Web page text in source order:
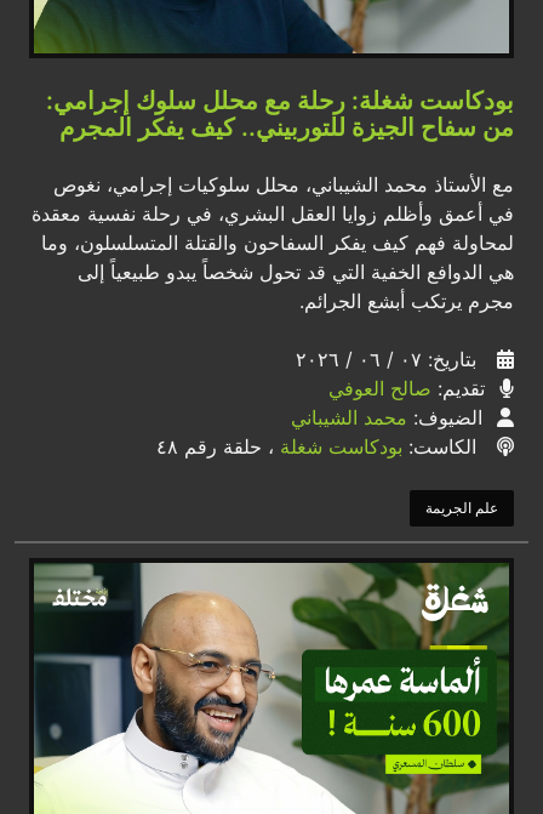
بودكاست شغلة: رحلة مع محلل سلوك إجرامي:
من سفاح الجيزة للتوربيني.. كيف يفكر المجرم
مع الأستاذ محمد الشيباني، محلل سلوكيات إجرامي، نغوص
في أعمق وأظلم زوايا العقل البشري، في رحلة نفسية معقدة
لمحاولة فهم كيف يفكر السفاحون والقتلة المتسلسلون، وما
هي الدوافع الخفية التي قد تحول شخصاً يبدو طبيعياً إلى
مجرم يرتكب أبشع الجرائم.
بتاريخ: ٠٧ / ٠٦ / ٢٠٢٦
تقديم: صالح العوفي
الضيوف: محمد الشيباني
الكاست: بودكاست شغلة ، حلقة رقم ٤٨
علم الجريمة